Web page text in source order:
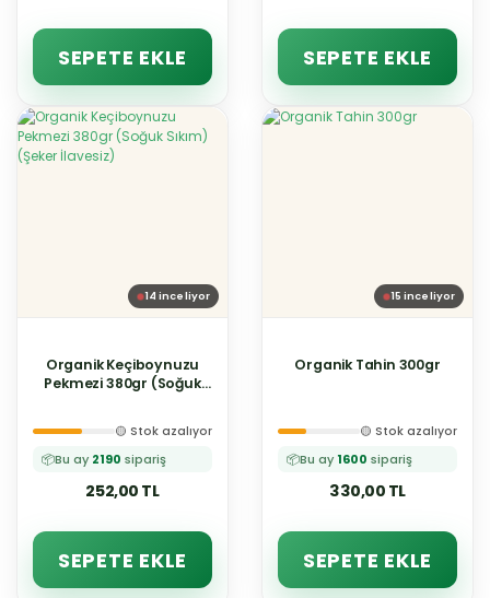
SEPETE EKLE SEPETE EKLE
14 inceliyor
Organik Keçiboynuzu
Pekmezi 380gr (Soğuk
📦Bu ay 2190 sipariş
252,00 TL
🟡 Stok azalıyor
SEPETE EKLE
15 inceliyor
Organik Tahin 300gr
📦Bu ay 1600 sipariş
330,00 TL
🟡 Stok azalıyor
SEPETE EKLE